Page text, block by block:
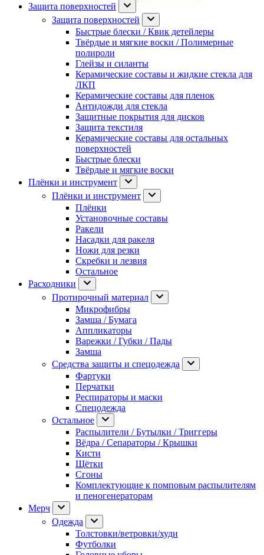
Защита поверхностей
Защита поверхностей
Быстрые блески / Квик детейлеры
Твёрдые и мягкие воски / Полимерные
полироли
Глейзы и силанты
Керамические составы и жидкие стекла для
ЛКП
Керамические составы для пленок
Антидожди для стекла
Защитные покрытия для дисков
Защита текстиля
Керамические составы для остальных
поверхностей
Быстрые блески
Твёрдые и мягкие воски
Плёнки и инструмент
Плёнки и инструмент
Плёнки
Установочные составы
Ракели
Насадки для ракеля
Ножи для резки
Скребки и лезвия
Остальное
Расходники
Протирочный материал
Микрофибры
Замша / Бумага
Аппликаторы
Варежки / Губки / Пады
Замша
Средства защиты и спецодежда
Фартуки
Перчатки
Респираторы и маски
Спецодежда
Остальное
Распылители / Бутылки / Триггеры
Вёдра / Сепараторы / Крышки
Кисти
Щётки
Сгоны
Комплектующие к помповым распылителям
и пеногенераторам
Мерч
Одежда
Толстовки/ветровки/худи
Футболки